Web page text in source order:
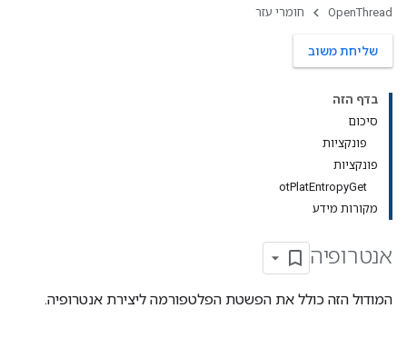
OpenThread חומרי עזר
שליחת משוב
בדף הזה
סיכום
פונקציות
פונקציות
otPlatEntropyGet
מקורות מידע
אנטרופיה
המודול הזה כולל את הפשטת הפלטפורמה ליצירת אנטרופיה.